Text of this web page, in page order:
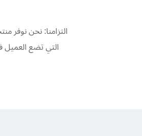
التي تضع العميل